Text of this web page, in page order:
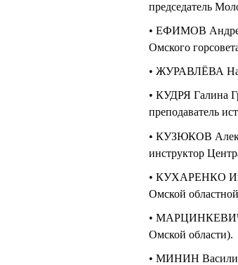
председатель
• ЕФИМОВ
Омского
• ЖУРАВЛЁВА
• КУДРЯ Галина
преподаватель
• КУЗЮКОВ
инструктор
• КУХАРЕНКО
Омской
• МАРЦИНКЕВИЧ
Омской области).
• МИНИН Василий